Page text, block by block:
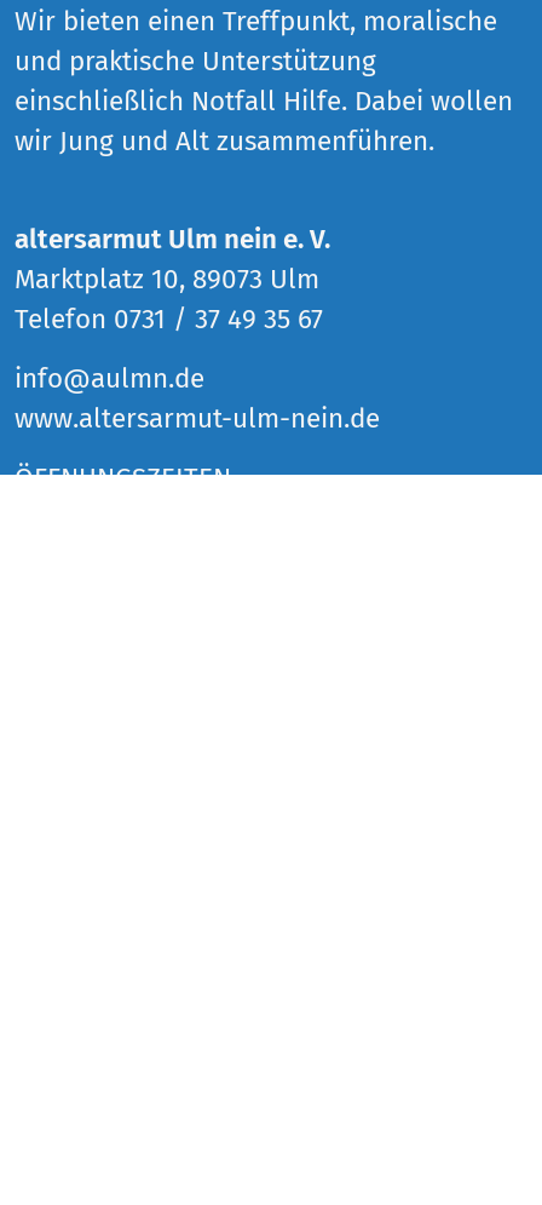
Wir bieten einen Treffpunkt, moralische
und praktische Unterstützung
einschließlich Notfall Hilfe. Dabei wollen
wir Jung und Alt zusammenführen.
altersarmut Ulm nein e. V.
Marktplatz 10, 89073 Ulm
Telefon 0731 / 37 49 35 67
info@aulmn.de
www.altersarmut-ulm-nein.de
ÖFFNUNGSZEITEN